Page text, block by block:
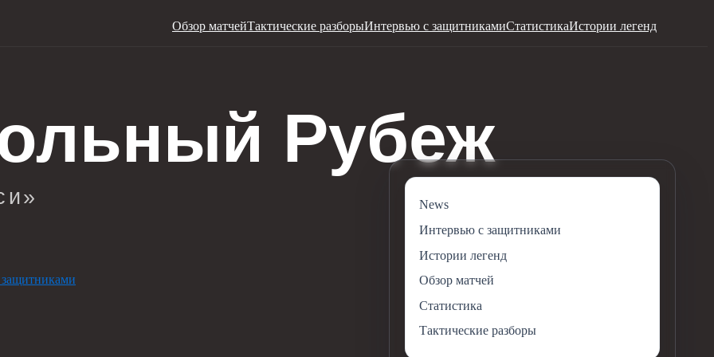
Обзор матчейТактические разборыИнтервью с защитникамиСтатистикаИстории легенд
News
Интервью с защитниками
Истории легенд
Обзор матчей
Статистика
Тактические разборы